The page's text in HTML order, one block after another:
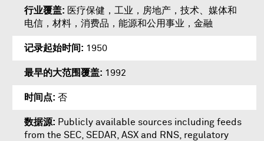
行业覆盖
医疗保健，工业，房地产，技术、媒体和
电信，材料，消费品，能源和公用事业，金融
记录起始时间 1950
最早的大范围覆盖 1992
时间点 否
数据源
Publicly available sources including feeds
from the SEC, SEDAR, ASX and RNS, regulatory